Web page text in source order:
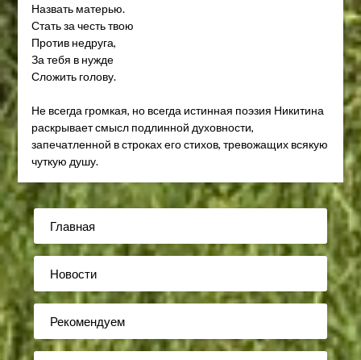
Назвать матерью.
Стать за честь твою
Против недруга,
За тебя в нужде
Сложить голову.
Не всегда громкая, но всегда истинная поэзия Никитина
раскрывает смысл подлинной духовности,
запечатленной в строках его стихов, тревожащих всякую
чуткую душу.
Главная
Новости
Рекомендуем